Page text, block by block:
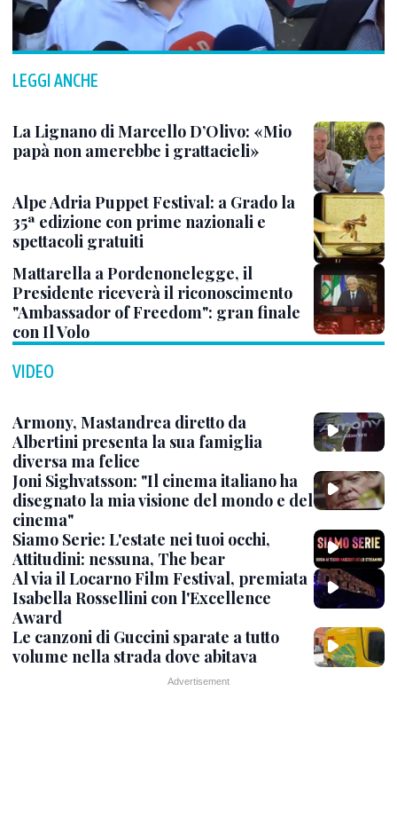
LEGGI ANCHE
La Lignano di Marcello D’Olivo: «Mio
papà non amerebbe i grattacieli»
Alpe Adria Puppet Festival: a Grado la
35ª edizione con prime nazionali e
spettacoli gratuiti
Mattarella a Pordenonelegge, il
Presidente riceverà il riconoscimento
"Ambassador of Freedom": gran finale
con Il Volo
VIDEO
Armony, Mastandrea diretto da
Albertini presenta la sua famiglia
diversa ma felice
Joni Sighvatsson: "Il cinema italiano ha
disegnato la mia visione del mondo e del
cinema"
Siamo Serie: L'estate nei tuoi occhi,
Attitudini: nessuna, The bear
Al via il Locarno Film Festival, premiata
Isabella Rossellini con l'Excellence
Award
Le canzoni di Guccini sparate a tutto
volume nella strada dove abitava